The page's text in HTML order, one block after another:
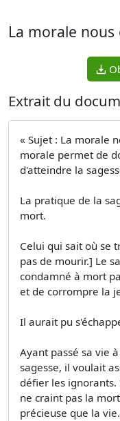
La morale
Extrait du
« Sujet : La morale
morale permet de
d'atteindre la
La pratique de la
mort.
Celui qui sait où se
pas de mourir.] Le
condamné à mort
et de corrompre la
Il aurait pu
Ayant passé sa vie
sagesse, il voulait
défier les ignorants.
ne craint pas la
précieuse que la